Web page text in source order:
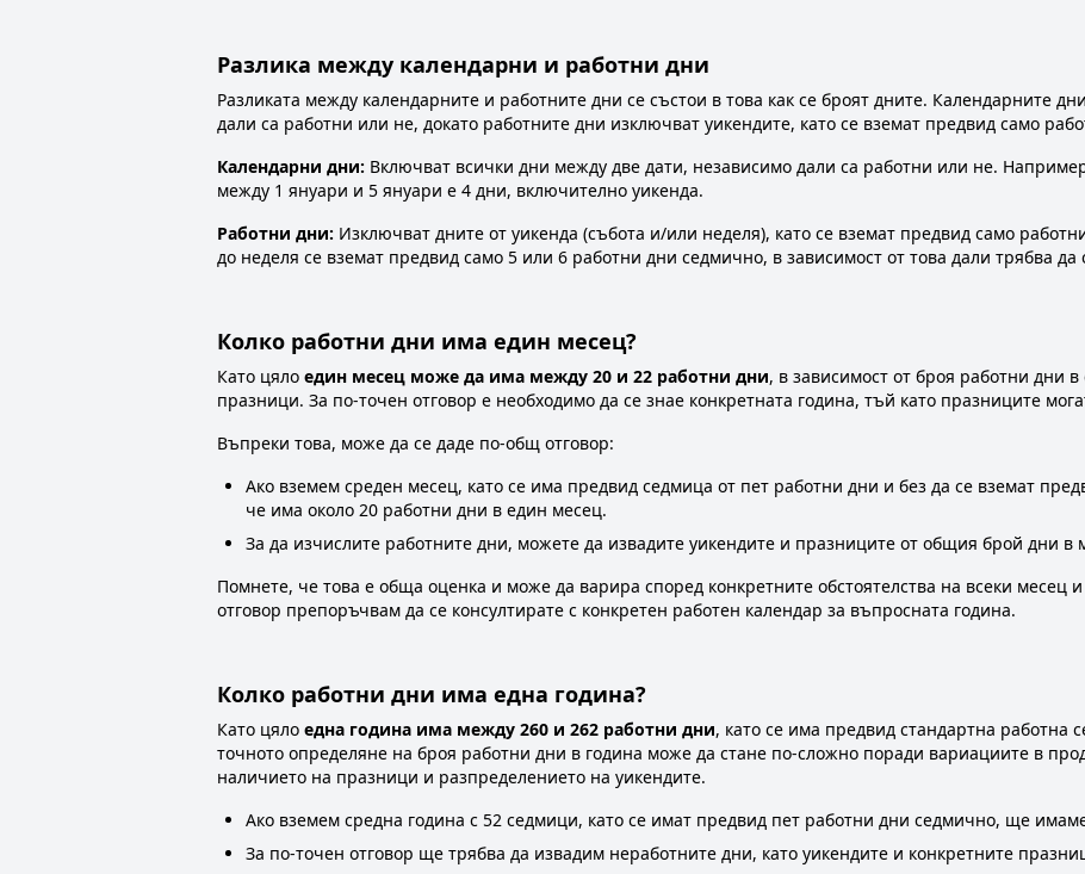
Разлика между календарни и работни дни
Разликата между календарните и работните дни се състои в това как се броят дните. Календарните
дали са работни или не, докато работните дни изключват уикендите, като се вземат предвид само
Календарни дни: Включват всички дни между две дати, независимо дали са работни или не.
между 1 януари и 5 януари е 4 дни, включително уикенда.
Работни дни: Изключват дните от уикенда (събота и/или неделя), като се вземат предвид само
до неделя се вземат предвид само 5 или 6 работни дни седмично, в зависимост от това дали трябва да
Колко работни дни има един месец?
Като цяло един месец може да има между 20 и 22 работни дни, в зависимост от броя работни дни
празници. За по-точен отговор е необходимо да се знае конкретната година, тъй като празниците
Въпреки това, може да се даде по-общ отговор:
Ако вземем среден месец, като се има предвид седмица от пет работни дни и без да се вземат
че има около 20 работни дни в един месец.
За да изчислите работните дни, можете да извадите уикендите и празниците от общия брой дни в
Помнете, че това е обща оценка и може да варира според конкретните обстоятелства на всеки месец
отговор препоръчвам да се консултирате с конкретен работен календар за въпросната година.
Колко работни дни има една година?
Като цяло една година има между 260 и 262 работни дни, като се има предвид стандартна работна
точното определяне на броя работни дни в година може да стане по-сложно поради вариациите в
наличието на празници и разпределението на уикендите.
Ако вземем средна година с 52 седмици, като се имат предвид пет работни дни седмично, ще
За по-точен отговор ще трябва да извадим неработните дни, като уикендите и конкретните